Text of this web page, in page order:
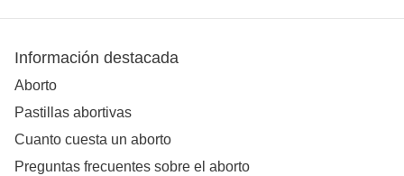
Información destacada
Aborto
Pastillas abortivas
Cuanto cuesta un aborto
Preguntas frecuentes sobre el aborto